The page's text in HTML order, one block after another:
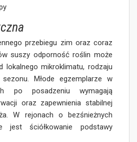
przebiegu zim oraz coraz
suszy odporność roślin może
lokalnego mikroklimatu, rodzaju
Młode egzemplarze w
po posadzeniu wymagają
oraz zapewnienia stabilnej
W rejonach o bezśnieżnych
jest ściółkowanie podstawy